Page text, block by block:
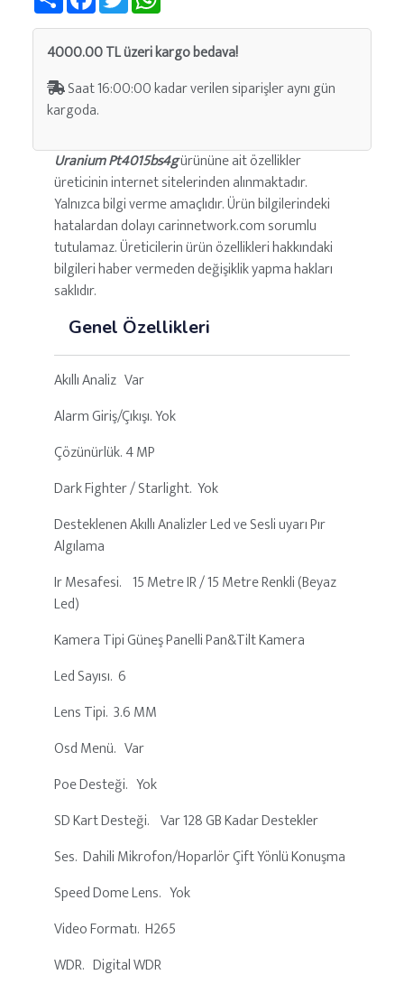
4000.00 TL üzeri kargo bedava!
Saat 16:00:00 kadar verilen siparişler aynı gün
kargoda.
Uranium Pt4015bs4gürününe ait özellikler
üreticinin internet sitelerinden alınmaktadır.
Yalnızca bilgi verme amaçlıdır. Ürün bilgilerindeki
hatalardan dolayı carinnetwork.com sorumlu
tutulamaz. Üreticilerin ürün özellikleri hakkındaki
bilgileri haber vermeden değişiklik yapma hakları
saklıdır.
Genel Özellikleri
Akıllı Analiz Var
Alarm Giriş/Çıkışı. Yok
Çözünürlük. 4 MP
Dark Fighter / Starlight. Yok
Desteklenen Akıllı Analizler Led ve Sesli uyarı Pır
Algılama
Ir Mesafesi. 15 Metre IR / 15 Metre Renkli (Beyaz
Led)
Kamera Tipi Güneş Panelli Pan&Tilt Kamera
Led Sayısı. 6
Lens Tipi. 3.6 MM
Osd Menü. Var
Poe Desteği. Yok
SD Kart Desteği. Var 128 GB Kadar Destekler
Ses. Dahili Mikrofon/Hoparlör Çift Yönlü Konuşma
Speed Dome Lens. Yok
Video Formatı. H265
WDR. Digital WDR